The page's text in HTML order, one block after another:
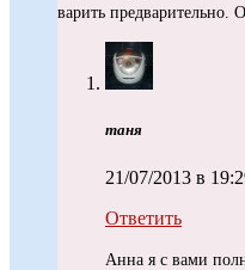
варить предварительно.
таня
21/07/2013 в
Ответить
Анна я с вами